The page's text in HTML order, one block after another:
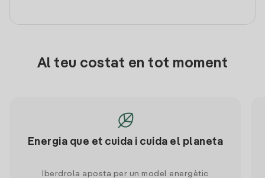
Al teu costat en tot moment
Energia que et cuida i cuida el planeta
Iberdrola aposta per un model energètic